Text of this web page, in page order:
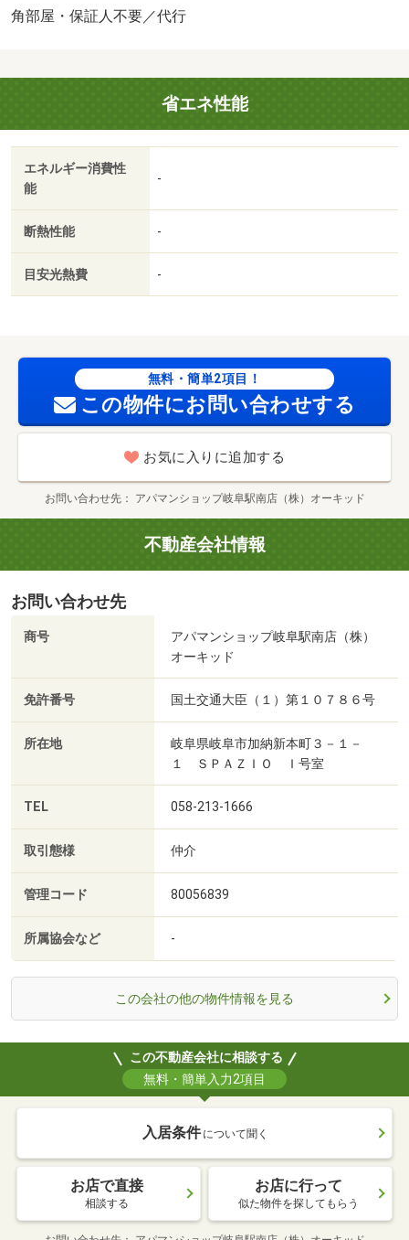
ます。 保証会社：株式会社イントラスト／バストイレ別
敷金不要／照明付／保証人不要／床下収納／プロパンガス
／ＢＳ／礼金１ヶ月／保証会社利用可／名鉄 柳津駅（そ
の他）まで２４００ｍ/賃貸戸数:4戸
角部屋・保証人不要／代行
省エネ性能
エネルギー消費性
能
-
断熱性能 -
目安光熱費 -
無料・簡単2項目！
この物件にお問い合わせする
お気に入りに追加する
お問い合わせ先 アパマンショップ岐阜駅南店（株）オーキッド
不動産会社情報
お問い合わせ先
商号
アパマンショップ岐阜駅南店（株）
オーキッド
免許番号 国土交通大臣（１）第１０７８６号
所在地
岐阜県岐阜市加納新本町３－１－
１ ＳＰＡＺＩＯ Ｉ号室
TEL 058-213-1666
取引態様 仲介
管理コード 80056839
所属協会など -
この会社の他の物件情報を見る
この不動産会社に相談する
無料・簡単入力2項目
入居条件 について聞く
お店で直接
相談する
お店に行って
似た物件を探してもらう